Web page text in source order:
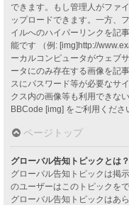
できます。もし管理人がファ
ップロードできます。一方、
イルへのハイパーリンクを記
能です （例: [img]http://
ーカルコンピュータがウェブ
ータにのみ存在する画像を記
スにパスワード等が必要なサ
クス内の画像等も利用できな
BBCode [img] をご利用くださ
ページトップ
グローバル告知トピックとは？
グローバル告知トピックは掲
のユーザーはこのトピックを
グローバル告知トピックはあ